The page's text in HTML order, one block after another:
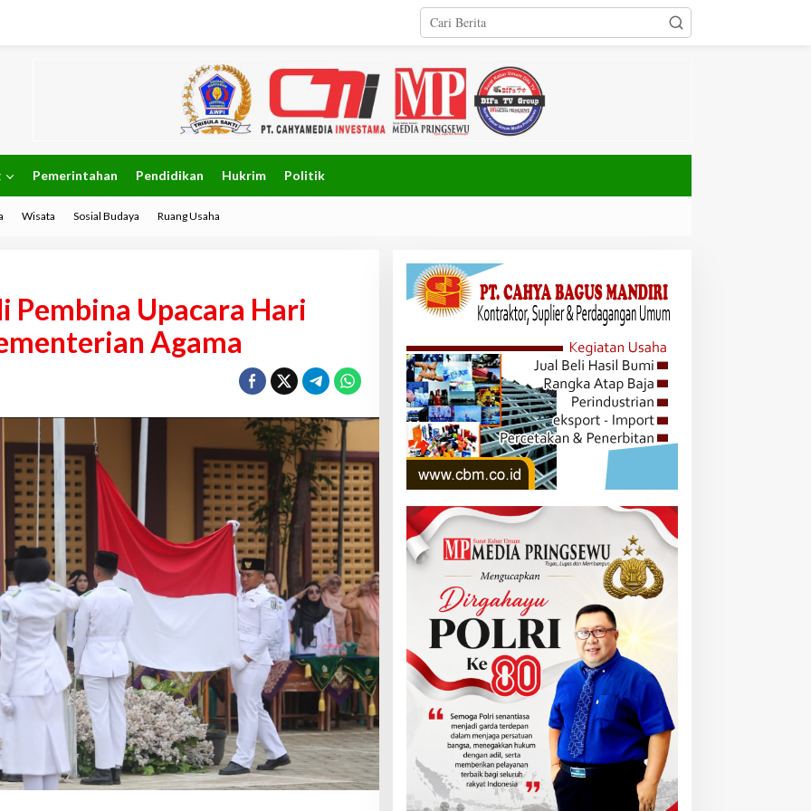
Pemerintahan Pendidikan Hukrim Politik
Wisata Sosial Budaya Ruang Usaha
Pembina Upacara Hari
Agama